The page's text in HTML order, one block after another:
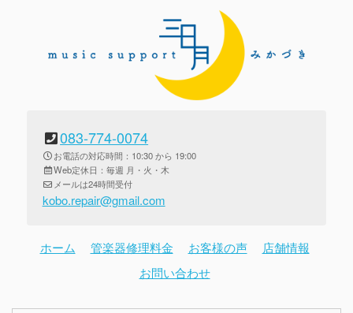
083-774-0074
お電話の対応時間：10:30 から 19:00
Web定休日：毎週 月・火・木
メールは24時間受付
kobo.repair@gmail.com
ホーム 管楽器修理料金 お客様の声
店舗情報
お問い合わせ